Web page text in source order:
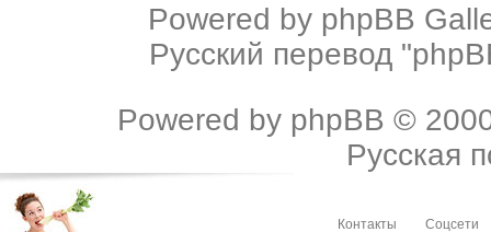
Powered by phpBB
Русский перевод
Powered by phpBB ©
Русская
Контакты Соцсети